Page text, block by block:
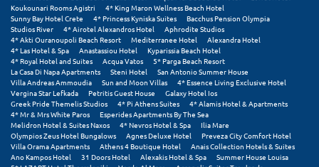
Πάργα
Παρνασσός
Πάρος
Πάτμος
Πάτρα
Παύλιανη
Koukounari Rooms Agistri
4* King Maron Wellness Beach Hotel
Sunny Bay Hotel Crete
4* Princess Kyniska Suites
Bacchus Pension Olympia
Studios River
4* Airotel Alexandros Hotel
Aphrodite Studios
4* Akti Ouranoupoli Beach Resort
Mediterranee Hotel
Alexandra Hotel
4* Las Hotel & Spa
Anastassiou Hotel
Kyparissia Beach Hotel
4* Royal Hotel and Suites
Acqua Vatos
5* Parga Beach Resort
La Casa Di Napa Apartments
Steni Hotel
San Antonio Summer House
Villa Andreas Ammoudia
Sun and Moon Villas
4* Essence Living Exclusive Hotel
Vergina Star Lefkada
Petritis Guest House
Galaxy Hotel Ios
Greek Pride Themelis Studios
4* Pi Athens Suites
4* Alamis Hotel & Apartments
4* Mr & Mrs White Paros
Esperides Apartments By The Sea
Melidron Hotel & Suites Naxos
4* Nevros Hotel & Spa
Ilia Mare
Olympios Zeus Hotel Bungalows
Agnes Deluxe Hotel
Preveza City Comfort Hotel
Villa Orama Apartments
Athens 4 Boutique Hotel
Anais Collection Hotels & Suites
Ano Kampos Hotel
31 Doors Hotel Alexakis Hotel & Spa
Summer House Louisa